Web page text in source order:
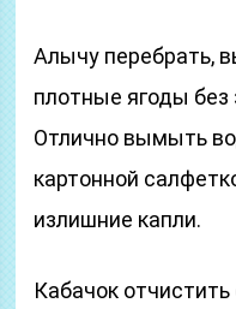
Алычу перебрать,
плотные ягоды
Отлично вымыть
картонной
излишние капли.
Кабачок отчистить